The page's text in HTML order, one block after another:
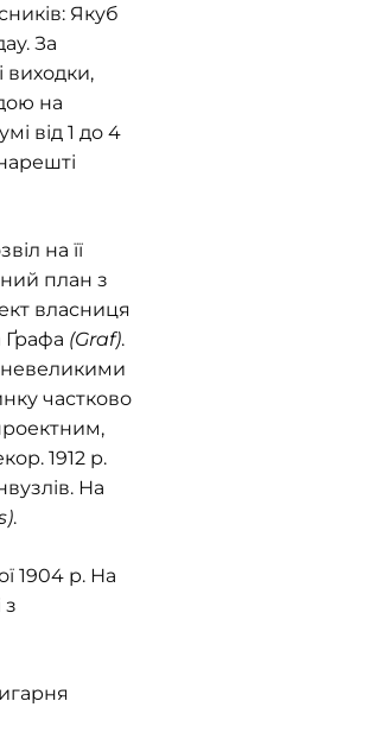
Якуб
За
виходки,
на
від 1 до 4
на її
план з
власниця
Ґрафа (Graf).
невеликими
частково
1912 р.
На
.
1904 р. На
з